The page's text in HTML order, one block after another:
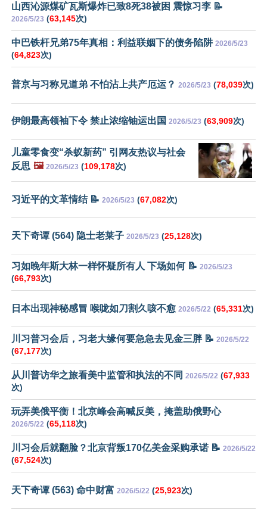
山西沁源煤矿瓦斯爆炸已致8死38被困 震惊习李 📝
2026/5/23 (63,145次)
中巴铁杆兄弟75年真相：利益联姻下的债务陷阱 2026/5/23
(64,823次)
普京与习称兄道弟 不怕沾上共产厄运？ 2026/5/23 (78,039次)
伊朗最高领袖下令 禁止浓缩铀运出国 2026/5/23 (63,909次)
儿童零食变“杀蚁新药” 引网友热议与社会
反思 🖼️ 2026/5/23 (109,178次)
习近平的文革情结 📝 2026/5/23 (67,082次)
天下奇谭 (564) 隐士老莱子 2026/5/23 (25,128次)
习如晚年斯大林一样怀疑所有人 下场如何 📝 2026/5/23
(66,793次)
日本出现神秘感冒 喉咙如刀割久咳不愈 2026/5/22 (65,331次)
川习普习会后，习老大缘何要急急去见金三胖 📝 2026/5/22
(67,177次)
从川普访华之旅看美中监管和执法的不同 2026/5/22 (67,933
次)
玩弄美俄平衡！北京峰会高喊反美，掩盖助俄野心
2026/5/22 (65,118次)
川习会后就翻脸？北京背叛170亿美金采购承诺 📝 2026/5/22
(67,524次)
天下奇谭 (563) 命中财富 2026/5/22 (25,923次)